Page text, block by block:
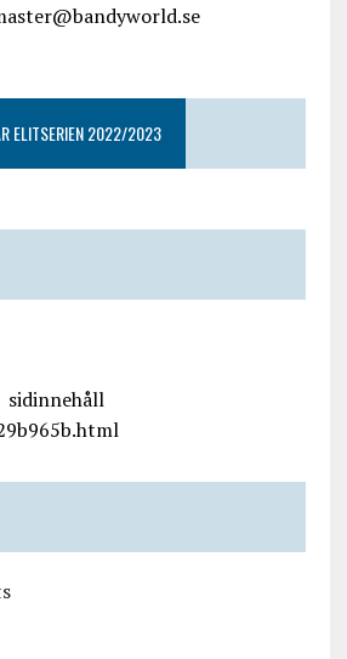
ELITSERIEN 2022/2023
sidinnehåll